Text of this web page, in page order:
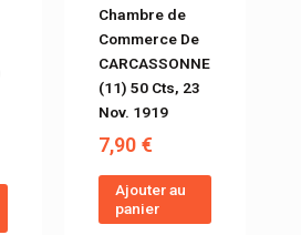
Chambre de
Commerce De
CARCASSONNE
(11) 50 Cts, 23
Nov. 1919
7,90€
Ajouter au
panier